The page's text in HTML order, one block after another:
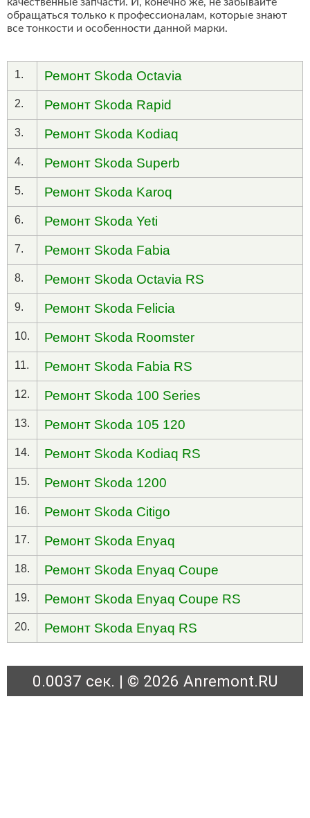
обращаться только к профессионалам, которые знают
все тонкости и особенности данной марки.
1. Ремонт Skoda Octavia
2. Ремонт Skoda Rapid
3. Ремонт Skoda Kodiaq
4. Ремонт Skoda Superb
5. Ремонт Skoda Karoq
6. Ремонт Skoda Yeti
7. Ремонт Skoda Fabia
8. Ремонт Skoda Octavia RS
9. Ремонт Skoda Felicia
10. Ремонт Skoda Roomster
11. Ремонт Skoda Fabia RS
12. Ремонт Skoda 100 Series
13. Ремонт Skoda 105 120
14. Ремонт Skoda Kodiaq RS
15. Ремонт Skoda 1200
16. Ремонт Skoda Citigo
17. Ремонт Skoda Enyaq
18. Ремонт Skoda Enyaq Coupe
19. Ремонт Skoda Enyaq Coupe RS
20. Ремонт Skoda Enyaq RS
0.0037 сек. | © 2026 Anremont.RU